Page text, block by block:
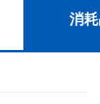
消